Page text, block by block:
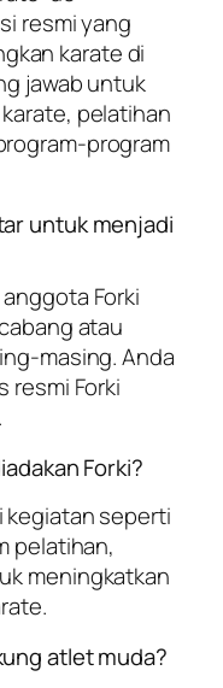
resmi yang
karate di
jawab untuk
pelatihan
program
untuk menjadi
Forki
atau
masing. Anda
resmi Forki
Forki?
kegiatan seperti
pelatihan,
meningkatkan
atlet muda?